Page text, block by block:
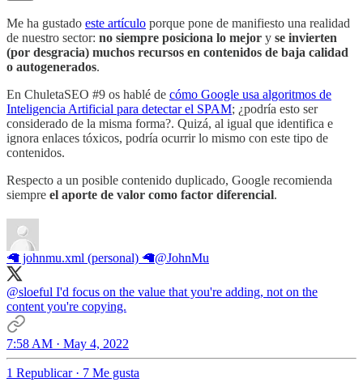
Me ha gustado este artículo porque pone de manifiesto una realidad
de nuestro sector: no siempre posiciona lo mejor y se invierten
(por desgracia) muchos recursos en contenidos de baja calidad
o autogenerados.
En ChuletaSEO #9 os hablé de cómo Google usa algoritmos de
Inteligencia Artificial para detectar el SPAM; ¿podría esto ser
considerado de la misma forma?. Quizá, al igual que identifica e
ignora enlaces tóxicos, podría ocurrir lo mismo con este tipo de
contenidos.
Respecto a un posible contenido duplicado, Google recomienda
siempre el aporte de valor como factor diferencial.
🦙 johnmu.xml (personal) 🦙@JohnMu
@sloeful I'd focus on the value that you're adding, not on the
content you're copying.
7:58 AM · May 4, 2022
1 Republicar· 7 Me gusta